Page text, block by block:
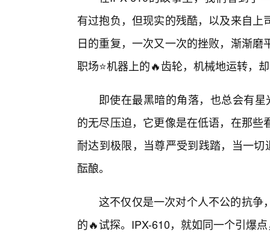
有过抱负，但现实的残酷，以及来自
日的重复，一次又一次的挫败，渐渐
职场⭐机器上的🔥齿轮，机械地运转，
即使在最黑暗的角落，也总会有
的无尽压迫，它更像是在低语，在那
耐达到极限，当尊严受到践踏，当一
酝酿。
这不仅仅是一次对个人不公的抗争
的🔥试探。IPX-610，就如同一个引爆